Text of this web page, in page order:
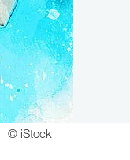
© iStock